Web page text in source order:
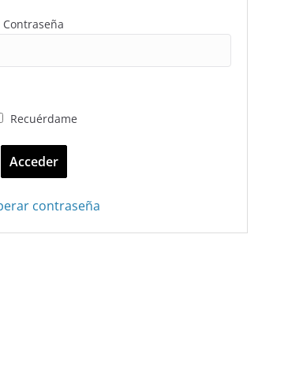
Contraseña
Recuérdame
contraseña